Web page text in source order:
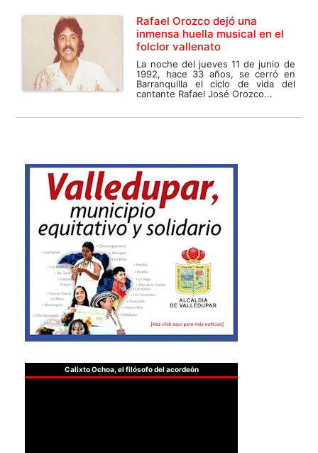
Rafael Orozco dejó una
inmensa huella musical en el
folclor vallenato
La noche del jueves 11 de junio de
1992, hace 33 años, se cerró en
Barranquilla el ciclo de vida del
cantante Rafael José Orozco...
Calixto Ochoa, el filósofo del acordeón